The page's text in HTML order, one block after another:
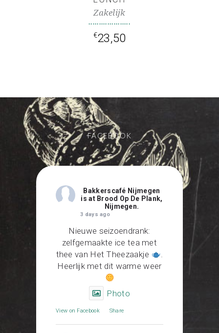
Zakelijk
€23,50
FACEBOOK
—
Bakkerscafé Nijmegen
is at Brood Op De Plank,
Nijmegen.
3 days ago
Nieuwe seizoendrank:
zelfgemaakte ice tea met
thee van Het Theezaakje
.
Heerlijk met dit warme weer
Photo
View on Facebook Share